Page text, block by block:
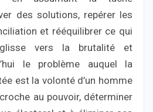
des solutions, repérer les
et rééquilibrer ce qui
vers la brutalité et
le problème auquel la
est la volonté d’un homme
au pouvoir, déterminer